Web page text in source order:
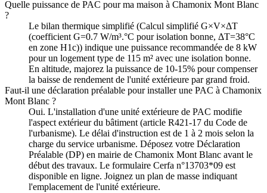
Quelle puissance de PAC pour ma maison à Chamonix Mont Blanc
?
Le bilan thermique simplifié (Calcul simplifié G×V×ΔT
(coefficient G=0.7 W/m³.°C pour isolation bonne, ΔT=38°C
en zone H1c)) indique une puissance recommandée de 8 kW
pour un logement type de 115 m² avec une isolation bonne.
En altitude, majorez la puissance de 10-15% pour compenser
la baisse de rendement de l'unité extérieure par grand froid.
Faut-il une déclaration préalable pour installer une PAC à Chamonix
Mont Blanc ?
Oui. L'installation d'une unité extérieure de PAC modifie
l'aspect extérieur du bâtiment (article R421-17 du Code de
l'urbanisme). Le délai d'instruction est de 1 à 2 mois selon la
charge du service urbanisme. Déposez votre Déclaration
Préalable (DP) en mairie de Chamonix Mont Blanc avant le
début des travaux. Le formulaire Cerfa n°13703*09 est
disponible en ligne. Joignez un plan de masse indiquant
l'emplacement de l'unité extérieure.